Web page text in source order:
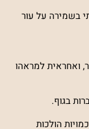
בשמירה על עור
ואחראית למראהו
בגוף.
הולכות